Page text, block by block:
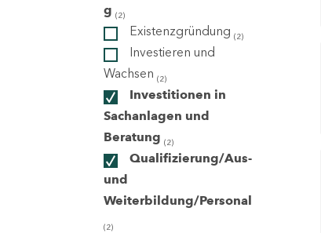
g (2)
Existenzgründung (2)
Investieren und
Wachsen (2)
Investitionen in
Sachanlagen und
Beratung (2)
Qualifizierung/Aus-
und
Weiterbildung/Personal
(2)